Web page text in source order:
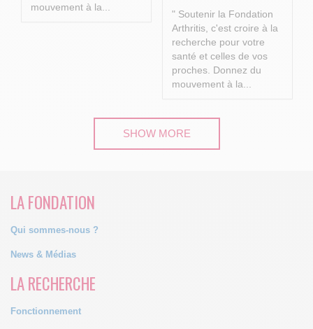
mouvement à la...
" Soutenir la Fondation
Arthritis, c'est croire à la
recherche pour votre
santé et celles de vos
proches. Donnez du
mouvement à la...
SHOW MORE
LA FONDATION
Qui sommes-nous ?
News & Médias
LA RECHERCHE
Fonctionnement